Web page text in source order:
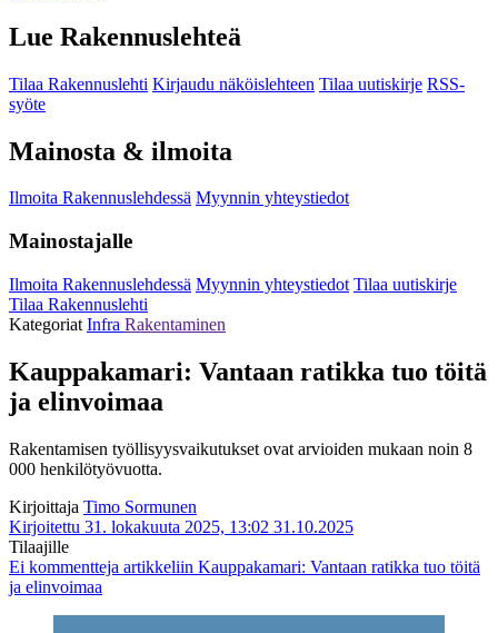
Lue Rakennuslehteä
Tilaa Rakennuslehti Kirjaudu näköislehteen Tilaa uutiskirje RSS-
syöte
Mainosta & ilmoita
Ilmoita Rakennuslehdessä Myynnin yhteystiedot
Mainostajalle
Ilmoita Rakennuslehdessä Myynnin yhteystiedot Tilaa uutiskirje
Tilaa Rakennuslehti
Kategoriat Infra Rakentaminen
Kauppakamari: Vantaan ratikka tuo töitä
ja elinvoimaa
Rakentamisen työllisyysvaikutukset ovat arvioiden mukaan noin 8
000 henkilötyövuotta.
Kirjoittaja Timo Sormunen
Kirjoitettu 31. lokakuuta 2025, 13:02 31.10.2025
Tilaajille
Ei kommentteja artikkeliin Kauppakamari: Vantaan ratikka tuo töitä
ja elinvoimaa